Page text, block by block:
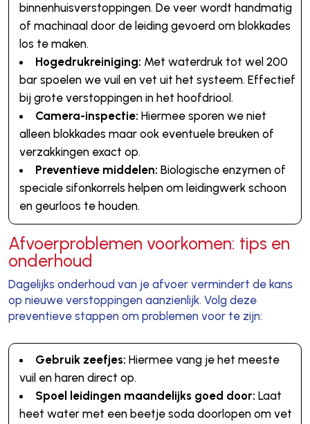
binnenhuisverstoppingen. De veer wordt handmatig
of machinaal door de leiding gevoerd om blokkades
los te maken.
Hogedrukreiniging: Met waterdruk tot wel 200
bar spoelen we vuil en vet uit het systeem. Effectief
bij grote verstoppingen in het hoofdriool.
Camera-inspectie: Hiermee sporen we niet
alleen blokkades maar ook eventuele breuken of
verzakkingen exact op.
Preventieve middelen: Biologische enzymen of
speciale sifonkorrels helpen om leidingwerk schoon
en geurloos te houden.
Afvoerproblemen voorkomen: tips en
onderhoud
Dagelijks onderhoud van je afvoer vermindert de kans
op nieuwe verstoppingen aanzienlijk. Volg deze
preventieve stappen om problemen voor te zijn:
Gebruik zeefjes: Hiermee vang je het meeste
vuil en haren direct op.
Spoel leidingen maandelijks goed door: Laat
heet water met een beetje soda doorlopen om vet